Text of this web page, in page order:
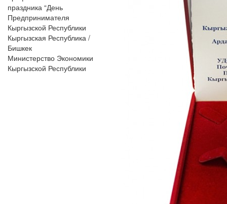
праздника “День
Предпринимателя
Кыргызской Республики
Кыргызская Республика /
Бишкек
Министерство Экономики
Кыргызской Республики